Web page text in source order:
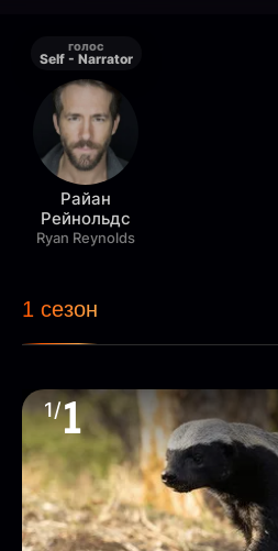
голос
Self - Narrator
Райан
Рейнольдс
Ryan Reynolds
1 сезон
1/1